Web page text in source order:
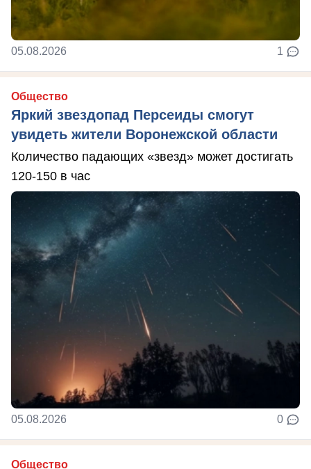
05.08.2026 1
Общество
Яркий звездопад Персеиды смогут
увидеть жители Воронежской области
Количество падающих «звезд» может достигать
120-150 в час
05.08.2026 0
Общество